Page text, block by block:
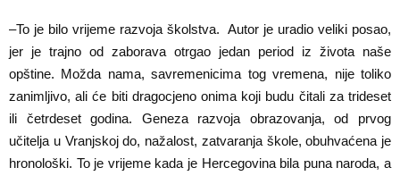
–To je bilo vrijeme razvoja školstva. Autor je uradio veliki posao,
jer je trajno od zaborava otrgao jedan period iz života naše
opštine. Možda nama, savremenicima tog vremena, nije toliko
zanimljivo, ali će biti dragocjeno onima koji budu čitali za trideset
ili četrdeset godina. Geneza razvoja obrazovanja, od prvog
učitelja u Vranjskoj do, nažalost, zatvaranja škole, obuhvaćena je
hronološki. To je vrijeme kada je Hercegovina bila puna naroda, a